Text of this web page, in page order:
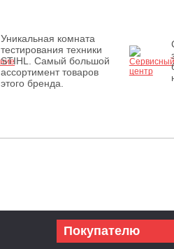
Уникальная комната
тестирования техники
STIHL. Самый большой
ассортимент товаров
этого бренда.
Покупателю